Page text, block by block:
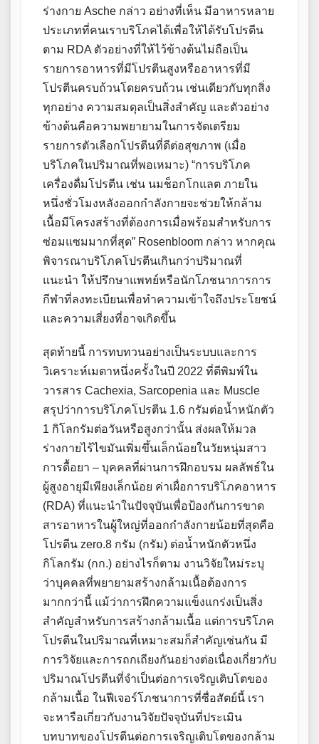
ร่างกาย Asche กล่าว อย่างที่เห็น มีอาหารหลาย
ประเภทที่คนเราบริโภคได้เพื่อให้ได้รับโปรตีน
ตาม RDA ตัวอย่างที่ให้ไว้ข้างต้นไม่ถือเป็น
รายการอาหารที่มีโปรตีนสูงหรืออาหารที่มี
โปรตีนครบถ้วนโดยครบถ้วน เช่นเดียวกับทุกสิ่ง
ทุกอย่าง ความสมดุลเป็นสิ่งสำคัญ และตัวอย่าง
ข้างต้นคือความพยายามในการจัดเตรียม
รายการตัวเลือกโปรตีนที่ดีต่อสุขภาพ (เมื่อ
บริโภคในปริมาณที่พอเหมาะ) “การบริโภค
เครื่องดื่มโปรตีน เช่น นมช็อกโกแลต ภายใน
หนึ่งชั่วโมงหลังออกกำลังกายจะช่วยให้กล้าม
เนื้อมีโครงสร้างที่ต้องการเมื่อพร้อมสำหรับการ
ซ่อมแซมมากที่สุด” Rosenbloom กล่าว หากคุณ
พิจารณาบริโภคโปรตีนเกินกว่าปริมาณที่
แนะนำ ให้ปรึกษาแพทย์หรือนักโภชนาการการ
กีฬาที่ลงทะเบียนเพื่อทำความเข้าใจถึงประโยชน์
และความเสี่ยงที่อาจเกิดขึ้น
สุดท้ายนี้ การทบทวนอย่างเป็นระบบและการ
วิเคราะห์เมตาหนึ่งครั้งในปี 2022 ที่ตีพิมพ์ใน
วารสาร Cachexia, Sarcopenia และ Muscle
สรุปว่าการบริโภคโปรตีน 1.6 กรัมต่อน้ำหนักตัว
1 กิโลกรัมต่อวันหรือสูงกว่านั้น ส่งผลให้มวล
ร่างกายไร้ไขมันเพิ่มขึ้นเล็กน้อยในวัยหนุ่มสาว
การดื้อยา – บุคคลที่ผ่านการฝึกอบรม ผลลัพธ์ใน
ผู้สูงอายุมีเพียงเล็กน้อย ค่าเผื่อการบริโภคอาหาร
(RDA) ที่แนะนำในปัจจุบันเพื่อป้องกันการขาด
สารอาหารในผู้ใหญ่ที่ออกกำลังกายน้อยที่สุดคือ
โปรตีน zero.8 กรัม (กรัม) ต่อน้ำหนักตัวหนึ่ง
กิโลกรัม (กก.) อย่างไรก็ตาม งานวิจัยใหม่ระบุ
ว่าบุคคลที่พยายามสร้างกล้ามเนื้อต้องการ
มากกว่านี้ แม้ว่าการฝึกความแข็งแกร่งเป็นสิ่ง
สำคัญสำหรับการสร้างกล้ามเนื้อ แต่การบริโภค
โปรตีนในปริมาณที่เหมาะสมก็สำคัญเช่นกัน มี
การวิจัยและการถกเถียงกันอย่างต่อเนื่องเกี่ยวกับ
ปริมาณโปรตีนที่จำเป็นต่อการเจริญเติบโตของ
กล้ามเนื้อ ในฟีเจอร์โภชนาการที่ซื่อสัตย์นี้ เรา
จะหารือเกี่ยวกับงานวิจัยปัจจุบันที่ประเมิน
บทบาทของโปรตีนต่อการเจริญเติบโตของกล้าม